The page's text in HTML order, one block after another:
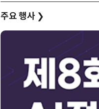
주요 행사 ❯